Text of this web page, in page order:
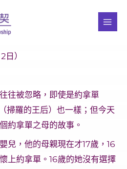
）
往被忽略，即使是約拿單
掃羅的王后）也一樣；但今天
約拿單之母的故事。
兒，他的母親現在才17歲，16
上約拿單。16歲的她沒有選擇